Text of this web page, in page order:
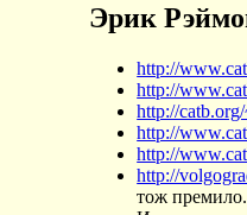
Эрик
http://
http://
http://
http://
http://
http://
тож премило.